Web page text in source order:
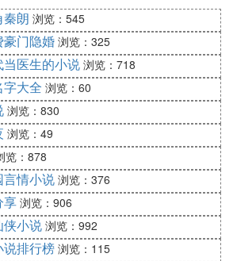
朗 浏览：545
门隐婚 浏览：325
医生的小说 浏览：718
大全 浏览：60
浏览：830
浏览：49
览：878
言情小说 浏览：376
享 浏览：906
侠小说 浏览：992
说排行榜 浏览：115